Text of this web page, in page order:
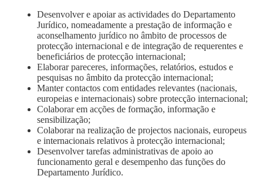
Desenvolver e apoiar as actividades do Departamento
Jurídico, nomeadamente a prestação de informação e
aconselhamento jurídico no âmbito de processos de
protecção internacional e de integração de requerentes e
beneficiários de protecção internacional;
Elaborar pareceres, informações, relatórios, estudos e
pesquisas no âmbito da protecção internacional;
Manter contactos com entidades relevantes (nacionais,
europeias e internacionais) sobre protecção internacional;
Colaborar em acções de formação, informação e
sensibilização;
Colaborar na realização de projectos nacionais, europeus
e internacionais relativos à protecção internacional;
Desenvolver tarefas administrativas de apoio ao
funcionamento geral e desempenho das funções do
Departamento Jurídico.